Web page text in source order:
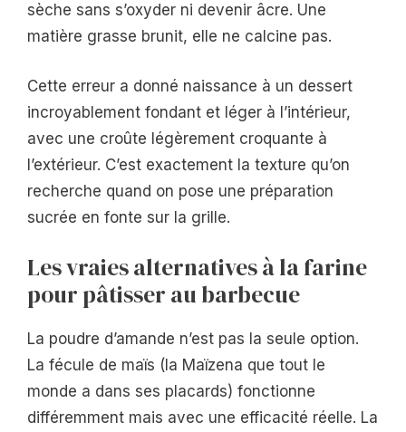
sèche sans s’oxyder ni devenir âcre. Une
matière grasse brunit, elle ne calcine pas.
Cette erreur a donné naissance à un dessert
incroyablement fondant et léger à l’intérieur,
avec une croûte légèrement croquante à
l’extérieur. C’est exactement la texture qu’on
recherche quand on pose une préparation
sucrée en fonte sur la grille.
Les vraies alternatives à la farine
pour pâtisser au barbecue
La poudre d’amande n’est pas la seule option.
La fécule de maïs (la Maïzena que tout le
monde a dans ses placards) fonctionne
différemment mais avec une efficacité réelle. La